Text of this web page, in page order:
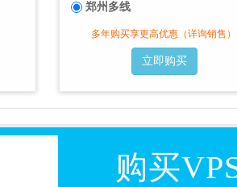
郑州多线
多年购买享更高优惠（详询销售）
立即购买
购买